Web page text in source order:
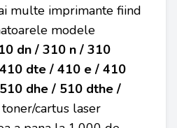
multe imprimante fiind
modele
dn / 310 n / 310
dte / 410 e / 410
dhe / 510 dthe /
cartus laser